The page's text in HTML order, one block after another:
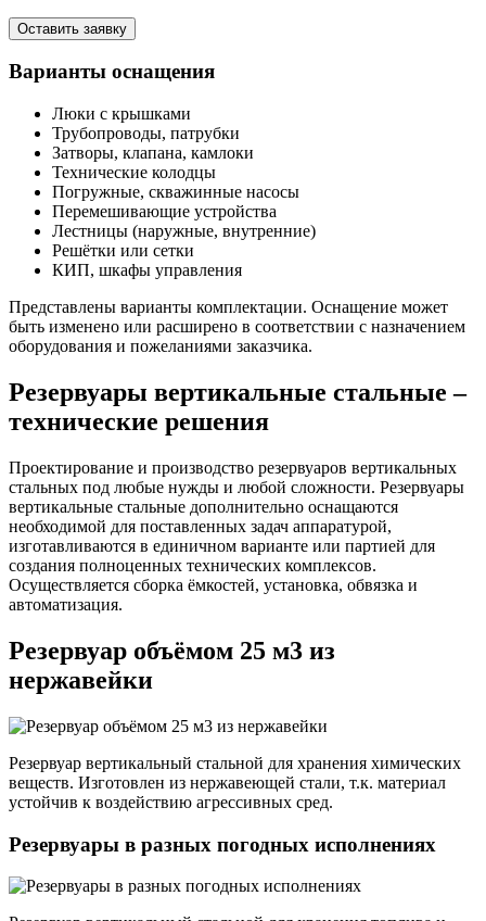
Оставить заявку
Варианты оснащения
Люки с крышками
Трубопроводы, патрубки
Затворы, клапана, камлоки
Технические колодцы
Погружные, скважинные насосы
Перемешивающие устройства
Лестницы (наружные, внутренние)
Решётки или сетки
КИП, шкафы управления
Представлены варианты комплектации. Оснащение может
быть изменено или расширено в соответствии с назначением
оборудования и пожеланиями заказчика.
Резервуары вертикальные стальные –
технические решения
Проектирование и производство резервуаров вертикальных
стальных под любые нужды и любой сложности. Резервуары
вертикальные стальные дополнительно оснащаются
необходимой для поставленных задач аппаратурой,
изготавливаются в единичном варианте или партией для
создания полноценных технических комплексов.
Осуществляется сборка ёмкостей, установка, обвязка и
автоматизация.
Резервуар объёмом 25 м3 из
нержавейки
Резервуар вертикальный стальной для хранения химических
веществ. Изготовлен из нержавеющей стали, т.к. материал
устойчив к воздействию агрессивных сред.
Резервуары в разных погодных исполнениях